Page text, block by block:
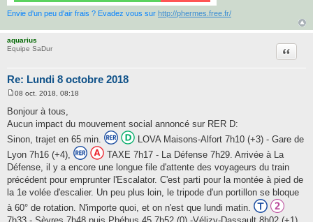
Envie d'un peu d'air frais ? Evadez vous sur http://phermes.free.fr/
aquarius
Equipe SaDur
Re: Lundi 8 octobre 2018
s
s
g
08 oct. 2018, 08:18
Bonjour à tous,
Aucun impact du mouvement social annoncé sur RER D:
Sinon, trajet en 65 min.
LOVA Maisons-Alfort 7h10 (+3) - Gare de
Lyon 7h16 (+4),
TAXE 7h17 - La Défense 7h29. Arrivée à La
Défense, il y a encore une longue file d'attente des voyageurs du train
précédent pour emprunter l'Escalator. C'est parti pour la montée à pied de
la 1e volée d'escalier. Un peu plus loin, le tripode d'un portillon se bloque
à 60° de rotation. N'importe quoi, et on n'est que lundi matin.